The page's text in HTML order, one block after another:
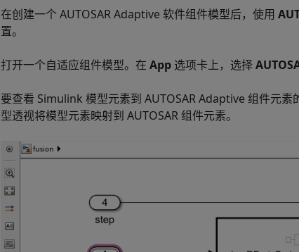
在创建一个 AUTOSAR Adaptive 软件组件模型后，使用
置。
打开一个自适应组件模型。在 App 选项卡上，选择
要查看 Simulink 模型元素到 AUTOSAR Adaptive 组件元
型透视将模型元素映射到 AUTOSAR 组件元素。